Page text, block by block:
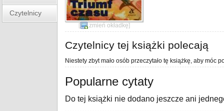
Czytelnicy
[ zmień okładkę]
Czytelnicy tej książki polecają
Niestety zbyt mało osób przeczytało tę książkę, aby móc
Popularne cytaty
Do tej książki nie dodano jeszcze ani